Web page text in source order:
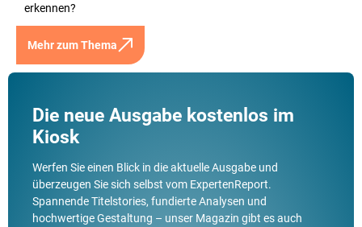
erkennen?
Mehr zum Thema
Die neue Ausgabe kostenlos im
Kiosk
Werfen Sie einen Blick in die aktuelle Ausgabe und
überzeugen Sie sich selbst vom ExpertenReport.
Spannende Titelstories, fundierte Analysen und
hochwertige Gestaltung – unser Magazin gibt es auch